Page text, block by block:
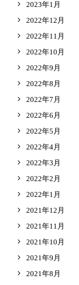
2023年1月
2022年12月
2022年11月
2022年10月
2022年9月
2022年8月
2022年7月
2022年6月
2022年5月
2022年4月
2022年3月
2022年2月
2022年1月
2021年12月
2021年11月
2021年10月
2021年9月
2021年8月